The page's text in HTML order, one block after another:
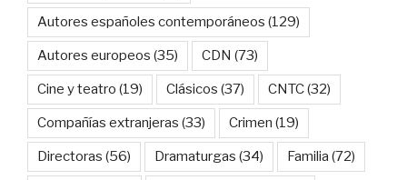
Autores españoles contemporáneos (129)
Autores europeos (35) CDN (73)
Cine y teatro (19) Clásicos (37) CNTC(32)
Compañías extranjeras (33) Crimen (19)
Directoras (56) Dramaturgas (34) Familia (72)